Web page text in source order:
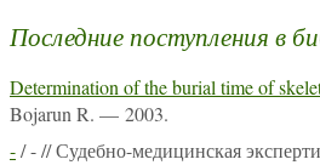
Последние поступления в
Determination of the burial time of
Bojarun R. — 2003.
-/ - // Судебно-медицинская